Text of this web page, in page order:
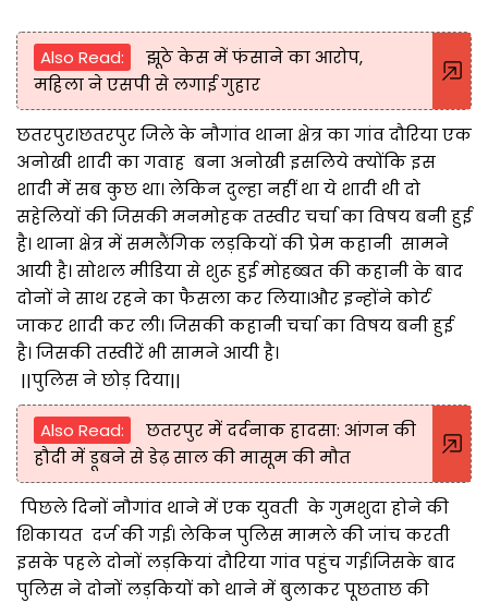
Also Read:
झूठे केस में फंसाने का आरोप,
महिला ने एसपी से लगाई गुहार
छतरपुर।छतरपुर जिले के नौगांव थाना क्षेत्र का गांव दौरिया एक
अनोखी शादी का गवाह बना अनोखी इसलिये क्योंकि इस
शादी में सब कुछ था। लेकिन दुल्हा नहीं था ये शादी थी दो
सहेलियों की जिसकी मनमोहक तस्वीर चर्चा का विषय बनी हुई
है। थाना क्षेत्र में समलैंगिक लड़कियों की प्रेम कहानी सामने
आयी है। सोशल मीडिया से शुरू हुई मोहब्बत की कहानी के बाद
दोनों ने साथ रहने का फैसला कर लिया।और इन्होंने कोर्ट
जाकर शादी कर ली। जिसकी कहानी चर्चा का विषय बनी हुई
है। जिसकी तस्वीरें भी सामने आयी है।
||पुलिस ने छोड़ दिया||
Also Read:
छतरपुर में दर्दनाक हादसा: आंगन की
हौदी में डूबने से डेढ़ साल की मासूम की मौत
पिछले दिनों नौगांव थाने में एक युवती के गुमशुदा होने की
शिकायत दर्ज की गई। लेकिन पुलिस मामले की जांच करती
इसके पहले दोनों लड़कियां दौरिया गांव पहुंच गई।जिसके बाद
पुलिस ने दोनों लड़कियों को थाने में बुलाकर पूछताछ की